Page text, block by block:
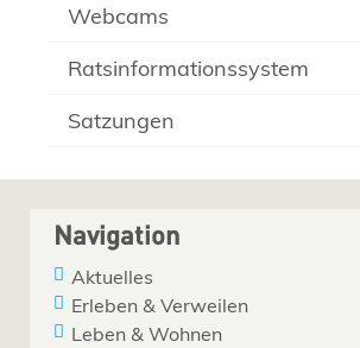
Webcams
Ratsinformationssystem
Satzungen
Navigation
Aktuelles
Erleben & Verweilen
Leben & Wohnen